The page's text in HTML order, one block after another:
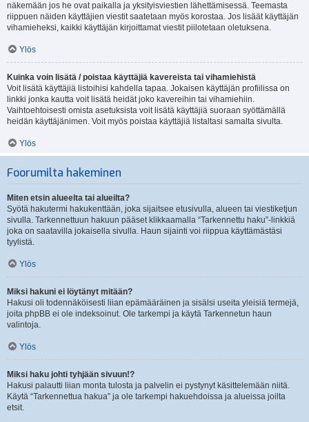
näkemään jos he ovat paikalla ja yksityisviestien lähettämisessä. Teemasta
riippuen näiden käyttäjien viestit saatetaan myös korostaa. Jos lisäät käyttäjän
vihamieheksi, kaikki käyttäjän kirjoittamat viestit piilotetaan oletuksena.
Ylös
Kuinka voin lisätä / poistaa käyttäjiä kavereista tai vihamiehistä
Voit lisätä käyttäjiä listoihisi kahdella tapaa. Jokaisen käyttäjän profiilissa on
linkki jonka kautta voit lisätä heidät joko kavereihin tai vihamiehiin.
Vaihtoehtoisesti omista asetuksista voit lisätä käyttäjiä suoraan syöttämällä
heidän käyttäjänimen. Voit myös poistaa käyttäjiä listaltasi samalta sivulta.
Ylös
Foorumilta hakeminen
Miten etsin alueelta tai alueilta?
Syötä hakutermi hakukenttään, joka sijaitsee etusivulla, alueen tai viestiketjun
sivulla. Tarkennettuun hakuun pääset klikkaamalla “Tarkennettu haku”-linkkiä
joka on saatavilla jokaisella sivulla. Haun sijainti voi riippua käyttämästäsi
tyylistä.
Ylös
Miksi hakuni ei löytänyt mitään?
Hakusi oli todennäköisesti liian epämääräinen ja sisälsi useita yleisiä termejä,
joita phpBB ei ole indeksoinut. Ole tarkempi ja käytä Tarkennetun haun
valintoja.
Ylös
Miksi haku johti tyhjään sivuun!?
Hakusi palautti liian monta tulosta ja palvelin ei pystynyt käsittelemään niitä.
Käytä “Tarkennettua hakua” ja ole tarkempi hakuehdoissa ja alueissa joilta
etsit.